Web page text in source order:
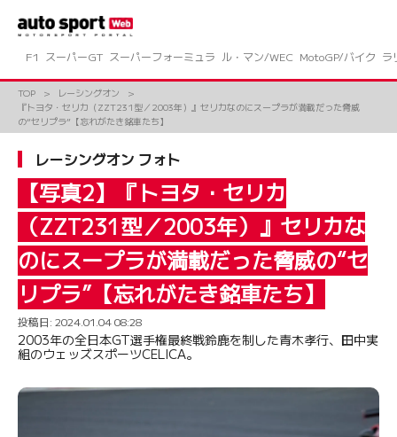
ツ
F1 スーパーGT スーパーフォーミュラ ル・マン/WEC MotoGP/バイク ラ
TOP
レーシングオン
『トヨタ・セリカ（ZZT231型／2003年）』セリカなのにスープラが満載だった脅威
の“セリプラ”【忘れがたき銘車たち】
レーシングオン フォト
【写真2】『トヨタ・セリカ
（ZZT231型／2003年）』セリカな
のにスープラが満載だった脅威の“セ
リプラ”【忘れがたき銘車たち】
投稿日: 2024.01.04 08:28
2003年の全日本GT選手権最終戦鈴鹿を制した青木孝行、田中実
組のウェッズスポーツCELICA。